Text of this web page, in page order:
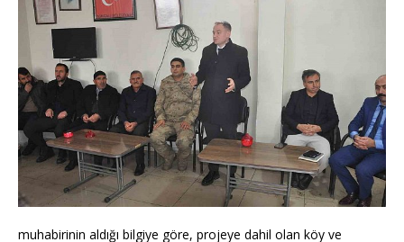
muhabirinin aldığı bilgiye göre, projeye dahil olan köy ve